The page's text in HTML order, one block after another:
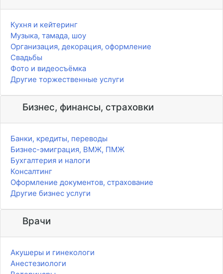
Кухня и кейтеринг
Музыка, тамада, шоу
Организация, декорация, оформление
Свадьбы
Фото и видеосъёмка
Другие торжественные услуги
Бизнес, финансы, страховки
Банки, кредиты, переводы
Бизнес-эмиграция, ВМЖ, ПМЖ
Бухгалтерия и налоги
Консалтинг
Оформление документов, страхование
Другие бизнес услуги
Врачи
Акушеры и гинекологи
Анестезиологи